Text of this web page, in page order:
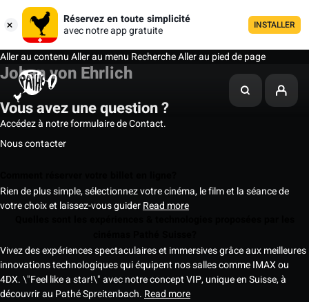
Réservez en toute simplicité
avec notre app gratuite
INSTALLER
Aller au contenuAller au menu RechercheAller au pied de page
Johan von Ehrlich
Vous avez une question ?
Accédez à notre formulaire de Contact.
Nous contacter
Rien de plus simple, sélectionnez votre cinéma, le film et la séance de
votre choix et laissez-vous guiderRead more
Vivez des expériences spectaculaires et immersives grâce aux meilleures
innovations technologiques qui équipent nos salles comme IMAX ou
4DX. \"Feel like a star!\" avec notre concept VIP, unique en Suisse, à
découvrir au Pathé Spreitenbach. Read more